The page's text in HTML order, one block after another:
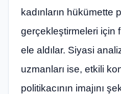
kadınların hükümette
gerçekleştirmeleri için
ele aldılar. Siyasi
uzmanları ise, etkili
politikacının imajını